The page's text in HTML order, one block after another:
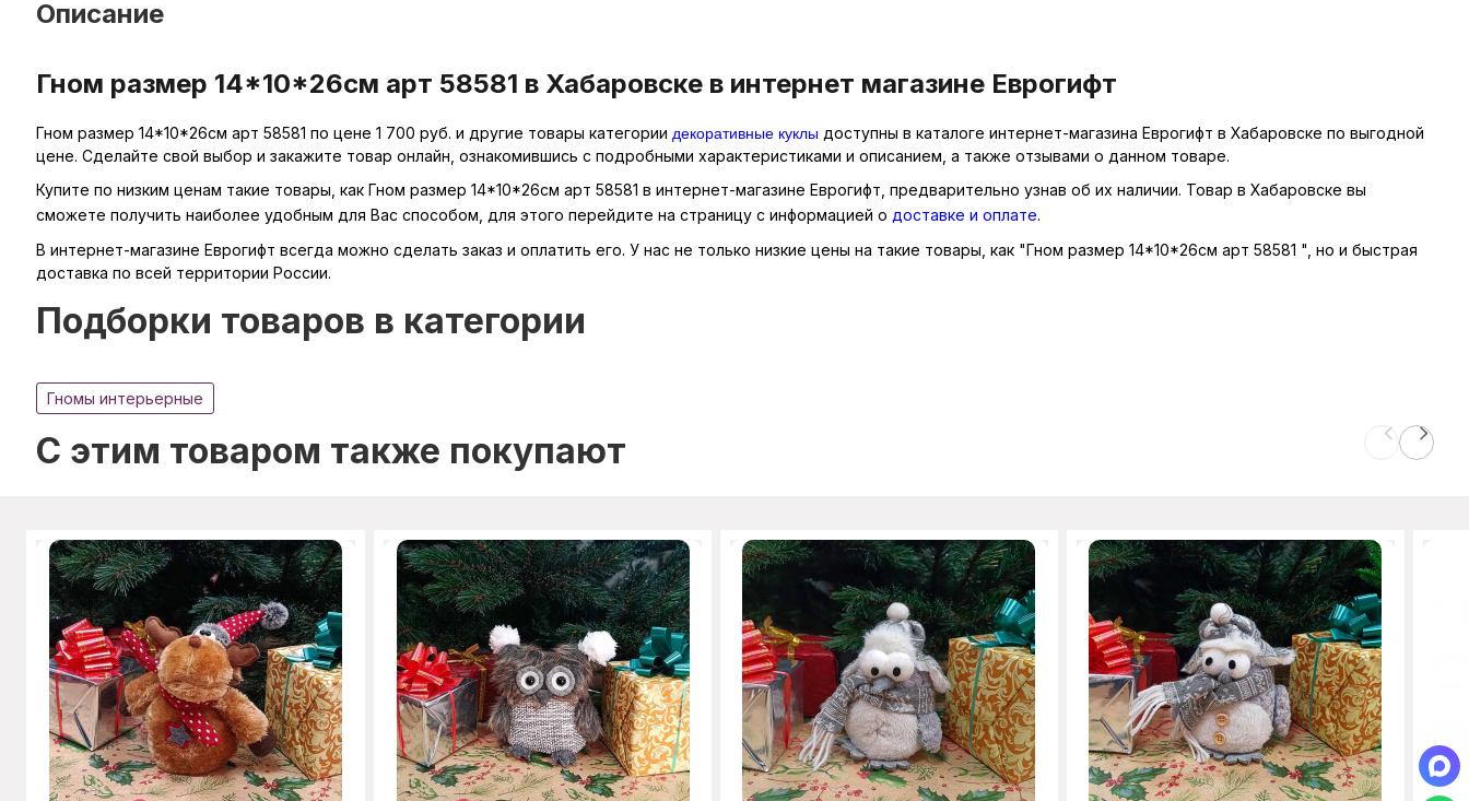
Описание
Гном размер 14*10*26см арт 58581 в Хабаровске в интернет магазине Еврогифт
Гном размер 14*10*26см арт 58581 по цене 1 700 руб. и другие товары категории декоративные куклыдоступны в каталоге интернет-магазина Еврогифт в Хабаровске по выгодной
цене. Сделайте свой выбор и закажите товар онлайн, ознакомившись с подробными характеристиками и описанием, а также отзывами о данном товаре.
Купите по низким ценам такие товары, как Гном размер 14*10*26см арт 58581 в интернет-магазине Еврогифт, предварительно узнав об их наличии. Товар в Хабаровске вы
сможете получить наиболее удобным для Вас способом, для этого перейдите на страницу с информацией о доставке и оплате.
В интернет-магазине Еврогифт всегда можно сделать заказ и оплатить его. У нас не только низкие цены на такие товары, как "Гном размер 14*10*26см арт 58581 ", но и быстрая
доставка по всей территории России.
Подборки товаров в категории
Гномы интерьерные
C этим товаром также покупают